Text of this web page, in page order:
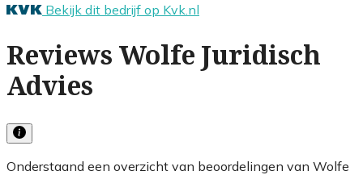
Bekijk dit bedrijf op Kvk.nl
Reviews Wolfe Juridisch
Advies
Onderstaand een overzicht van beoordelingen van Wolfe